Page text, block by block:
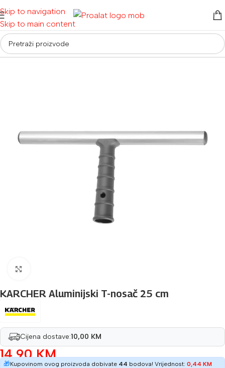
Skip to navigation
Skip to main content
Početna/ Alati za vrt i dom
KARCHER Aluminijski T-nosač 25 cm
Cijena dostave:10,00 KM
14,90KM
🎁Kupovinom ovog proizvoda dobivate 44 bodova! Vrijednost: 0,44 KM